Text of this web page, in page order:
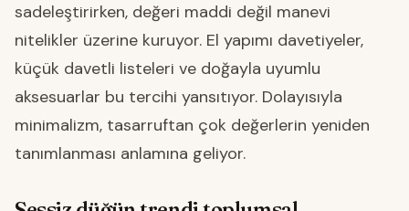
sadeleştirirken, değeri maddi değil manevi
nitelikler üzerine kuruyor. El yapımı davetiyeler,
küçük davetli listeleri ve doğayla uyumlu
aksesuarlar bu tercihi yansıtıyor. Dolayısıyla
minimalizm, tasarruftan çok değerlerin yeniden
tanımlanması anlamına geliyor.